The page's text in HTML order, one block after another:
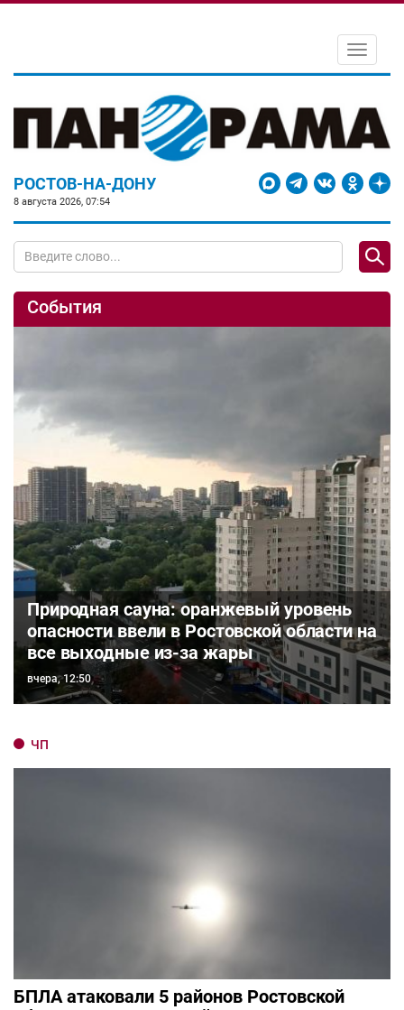
Toggle
РОСТОВ-НА-ДОНУ
8 августа 2026, 07:54
События
Природная сауна: оранжевый уровень
опасности ввели в Ростовской области на
все выходные из-за жары
вчера, 12:50
ЧП
БПЛА атаковали 5 районов Ростовской